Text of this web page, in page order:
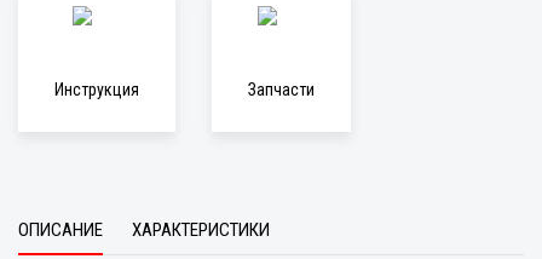
Инструкция Запчасти
ОПИСАНИЕ ХАРАКТЕРИСТИКИ